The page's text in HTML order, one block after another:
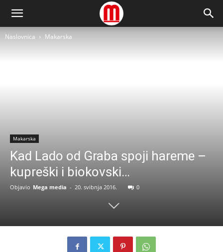
Naslovnica Makarska
Makarska
Kad Lado od Graba spoji hareme –
kupreški i biokovski…
Objavio Mega media - 20. svibnja 2016. 0